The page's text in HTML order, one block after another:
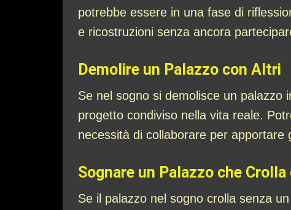
potrebbe essere in una fase di
e ricostruzioni senza ancora
Demolire un Palazzo con Altri
Se nel sogno si demolisce un palazzo
progetto condiviso nella vita reale.
necessità di collaborare per apportare
Sognare un Palazzo che Crolla
Se il palazzo nel sogno crolla senza